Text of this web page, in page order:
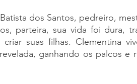
dos Santos, pedreiro,
parteira, sua vida foi dura,
suas filhas. Clementina
ganhando os palcos e